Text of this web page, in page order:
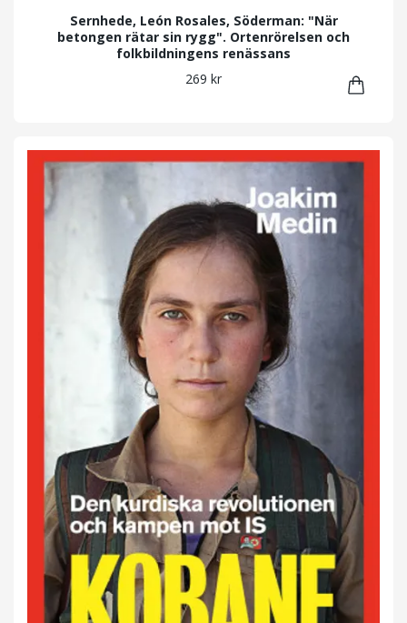
Sernhede, León Rosales, Söderman: "När
betongen rätar sin rygg". Ortenrörelsen och
folkbildningens renässans
269 kr